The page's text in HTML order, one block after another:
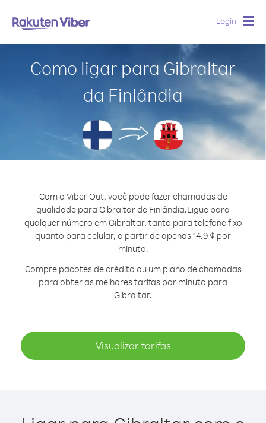
Login
Como ligar para Gibraltar
da Finlândia
Com o Viber Out, você pode fazer chamadas de
qualidade para Gibraltar de Finlândia.Ligue para
qualquer número em Gibraltar, tanto para telefone fixo
quanto para celular, a partir de apenas 14.9 ¢ por
minuto.
Compre pacotes de crédito ou um plano de chamadas
para obter as melhores tarifas por minuto para
Gibraltar.
Visualizar tarifas